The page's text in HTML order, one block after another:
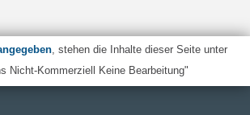
, stehen die Inhalte dieser Seite unter